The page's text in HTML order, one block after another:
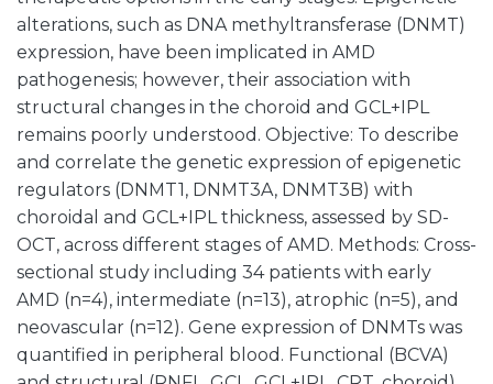
alterations, such as DNA methyltransferase (DNMT)
expression, have been implicated in AMD
pathogenesis; however, their association with
structural changes in the choroid and GCL+IPL
remains poorly understood. Objective: To describe
and correlate the genetic expression of epigenetic
regulators (DNMT1, DNMT3A, DNMT3B) with
choroidal and GCL+IPL thickness, assessed by SD-
OCT, across different stages of AMD. Methods: Cross-
sectional study including 34 patients with early
AMD (n=4), intermediate (n=13), atrophic (n=5), and
neovascular (n=12). Gene expression of DNMTs was
quantified in peripheral blood. Functional (BCVA)